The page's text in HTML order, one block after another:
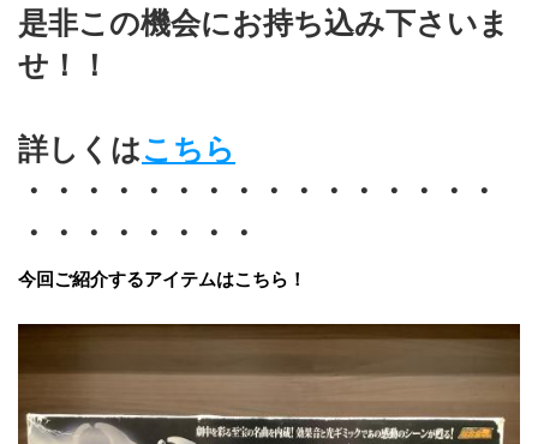
是非この機会にお持ち込み下さいま
せ！！
詳しくはこちら
・・・・・・・・・・・・・・・・
・・・・・・・・
今回ご紹介するアイテムはこちら！